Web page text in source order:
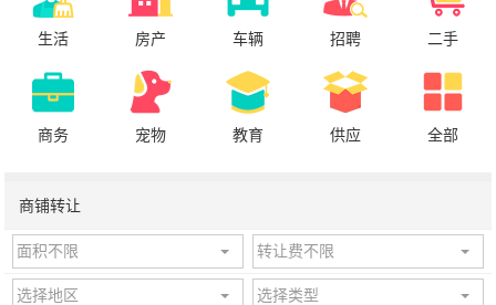
生活 房产 车辆 招聘 二手
商务 宠物 教育 供应 全部
商铺转让
面积不限 转让费不限
选择地区 选择类型